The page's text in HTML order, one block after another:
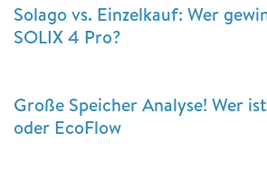
Solago vs. Einzelkauf: Wer
SOLIX 4 Pro?
Große Speicher Analyse! Wer
oder EcoFlow